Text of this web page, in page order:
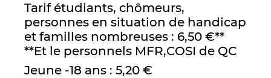
Tarif étudiants, chômeurs,
personnes en situation de handicap
et familles nombreuses : 6,50 €**
**Et le personnels MFR,COSI de QC
Jeune -18 ans : 5,20 €